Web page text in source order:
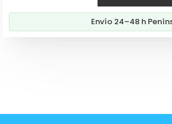
desde
12,60€
Envío 24–48 h